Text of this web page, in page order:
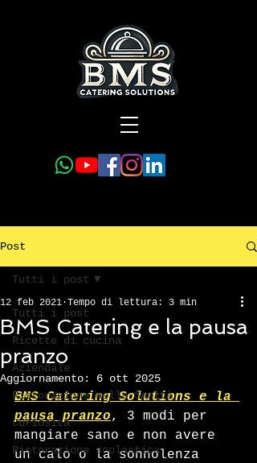
Post
Tutti i post
Ricette di cucina
Aziendale
Ristorazione nella Sanità
Curiosità
Ristorazione scolastica
Tutti i post
BMS Catering e la pausa
pranzo
12 feb 2021 Tempo di lettura: 3 min
Aggiornamento: 6 ott 2025
BMS Catering Solutions e la
pausa pranzo, 3 modi per
mangiare sano e non avere
un calo o la sonnolenza